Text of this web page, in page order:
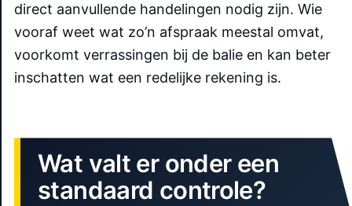
direct aanvullende handelingen nodig zijn. Wie
vooraf weet wat zo’n afspraak meestal omvat,
voorkomt verrassingen bij de balie en kan beter
inschatten wat een redelijke rekening is.
Wat valt er onder een
standaard controle?